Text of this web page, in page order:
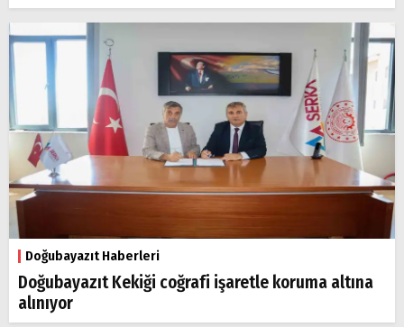
Doğubayazıt Haberleri
Doğubayazıt Kekiği coğrafi işaretle koruma altına
alınıyor